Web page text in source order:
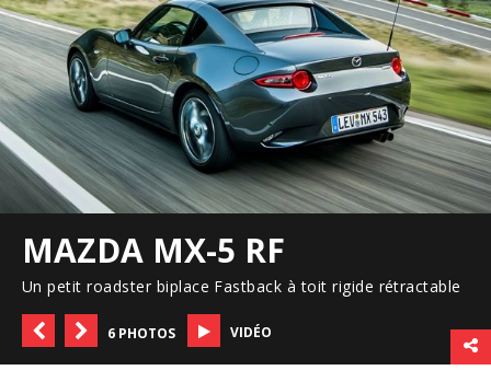
MAZDA MX-5 RF
Un petit roadster biplace Fastback à toit rigide rétractable
6 PHOTOS VIDÉO